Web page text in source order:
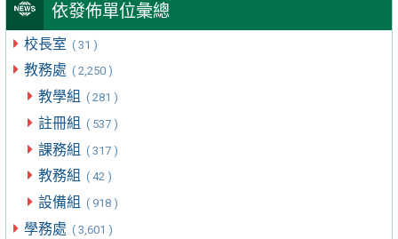
依發佈單位彙總
校長室 ( 31 )
教務處 ( 2,250 )
教學組 ( 281 )
註冊組 ( 537 )
課務組 ( 317 )
教務組 ( 42 )
設備組 ( 918 )
學務處 ( 3,601 )